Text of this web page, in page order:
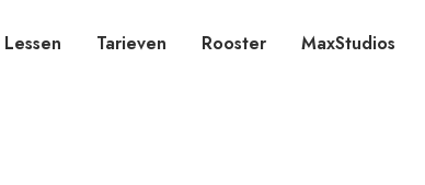
Lessen Tarieven Rooster MaxStudios